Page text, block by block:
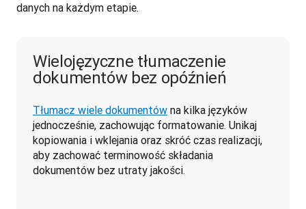
danych na każdym etapie.
Wielojęzyczne tłumaczenie
dokumentów bez opóźnień
Tłumacz wiele dokumentów na kilka języków
jednocześnie, zachowując formatowanie. Unikaj
kopiowania i wklejania oraz skróć czas realizacji,
aby zachować terminowość składania
dokumentów bez utraty jakości.